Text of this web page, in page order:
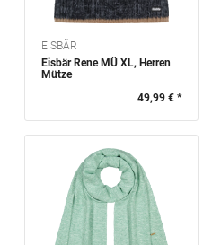
EISBÄR
Eisbär Rene MÜ XL, Herren
Mütze
49,99 € *